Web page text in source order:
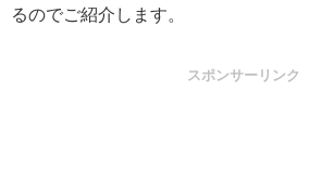
るのでご紹介します。
スポンサーリンク